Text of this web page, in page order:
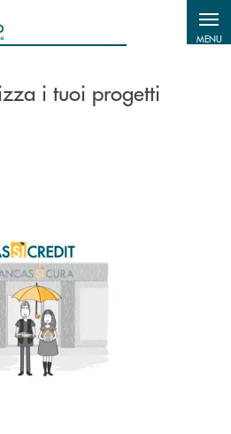
MENU
i tuoi progetti